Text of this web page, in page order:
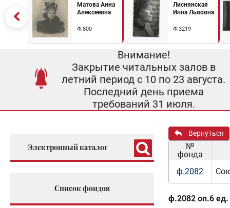
Матова Анна
Алексеевна
Ф.800
Лиснянская
Инна Львовна
Ф.3219
Внимание!
Закрытие читальных залов в
летний период с 10 по 23 августа.
Последний день приема
требований 31 июля.
Электронный каталог
Список фондов
Вернуться
№
фонда
ф.2082
ф.2082 оп.6 ед.